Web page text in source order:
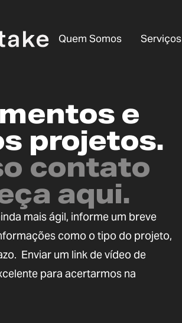
Quem Somos Serviços
e
projetos.
contato
aqui.
mais ágil, informe um breve
como o tipo do projeto,
Enviar um link de vídeo de
para acertarmos na